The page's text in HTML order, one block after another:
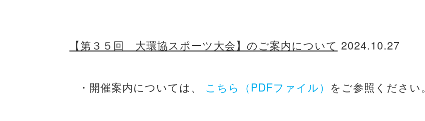
【第３５回 大環協スポーツ大会】のご案内について 2024.10.27
・開催案内については、 こちら（PDFファイル） をご参照ください。